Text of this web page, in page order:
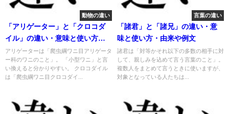
動物の違い
「アリゲーター」と「クロコダ
イル」の違い・意味と使い方・
由来や例文
アリゲーターは「爬虫綱ワニ目アリゲータ
ー科のワニのこと」。 「小型ワニ」と言
い換えると分かりやすい。 クロコダイル
は「爬虫綱ワニ目クロコダイ...
言葉の違い
「諸君」と「諸兄」の違い・意
味と使い方・由来や例文
諸君は「対等かそれ以下の多数の相手に対
して、親しみを込めて言う言葉のこと」。
複数人をまとめて言うときに使いますが、
対象となっている人たちは...